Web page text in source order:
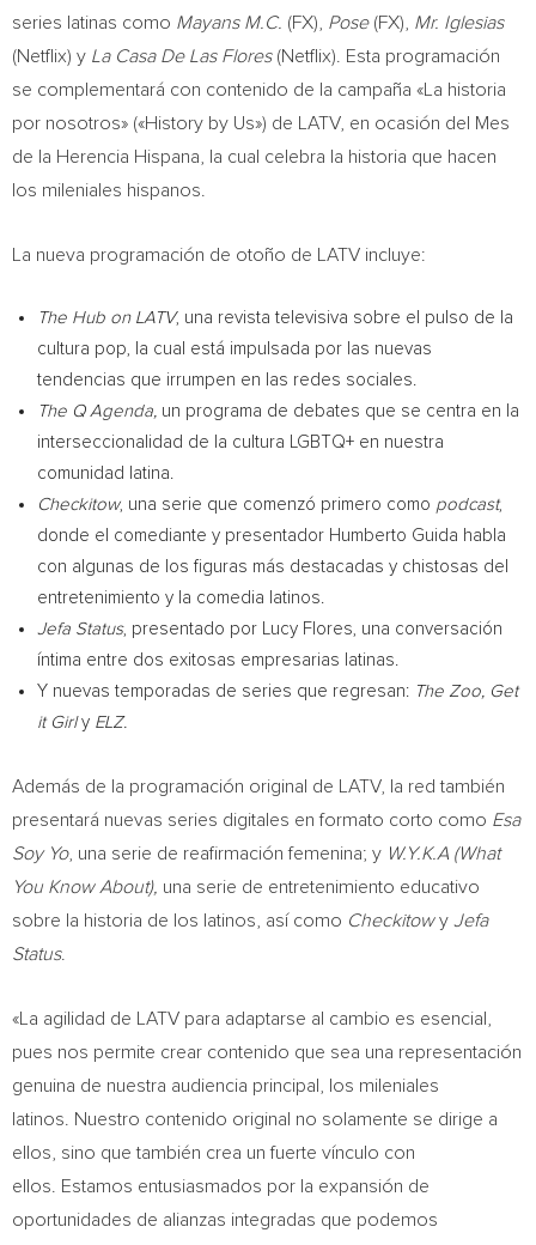
series latinas como Mayans M.C. (FX), Pose(FX), Mr. Iglesias
(Netflix) y La Casa De Las Flores (Netflix). Esta programación
se complementará con contenido de la campaña «La historia
por nosotros» («History by Us») de LATV, en ocasión del Mes
de la Herencia Hispana, la cual celebra la historia que hacen
los mileniales hispanos.
La nueva programación de otoño de LATV incluye:
The Hub on LATV, una revista televisiva sobre el pulso de la
cultura pop, la cual está impulsada por las nuevas
tendencias que irrumpen en las redes sociales.
The Q Agenda, un programa de debates que se centra en la
interseccionalidad de la cultura LGBTQ+ en nuestra
comunidad latina.
Checkitow, una serie que comenzó primero como podcast,
donde el comediante y presentador Humberto Guida habla
con algunas de los figuras más destacadas y chistosas del
entretenimiento y la comedia latinos.
Jefa Status, presentado por Lucy Flores, una conversación
íntima entre dos exitosas empresarias latinas.
Y nuevas temporadas de series que regresan: The Zoo, Get
it Girly ELZ.
Además de la programación original de LATV, la red también
presentará nuevas series digitales en formato corto como Esa
Soy Yo, una serie de reafirmación femenina; y W.Y.K.A (What
You Know About), una serie de entretenimiento educativo
sobre la historia de los latinos, así como Checkitowy Jefa
Status.
«La agilidad de LATV para adaptarse al cambio es esencial,
pues nos permite crear contenido que sea una representación
genuina de nuestra audiencia principal, los mileniales
latinos. Nuestro contenido original no solamente se dirige a
ellos, sino que también crea un fuerte vínculo con
ellos. Estamos entusiasmados por la expansión de
oportunidades de alianzas integradas que podemos